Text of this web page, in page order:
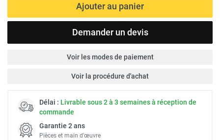
Ajouter au panier
Demander un devis
Voir les modes de paiement
Voir la procédure d'achat
Délai : Livrable sous 2 à 3 semaines à réception de
commande
Garantie 2 ans
Pièces et main d’œuvre